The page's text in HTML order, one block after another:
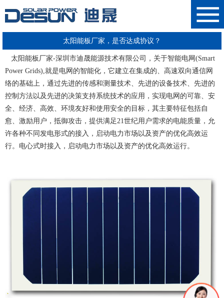
太阳能板厂家，是否达成协议？
太阳能板厂家-深圳市迪晟能源技术有限公司 ，关于智能电网(Smart
Power Grids),就是电网的智能化，它建立在集成的、高速双向通信网
络的基础上，通过先进的传感和测量技术、先进的设备技术、先进的
控制方法以及先进的决策支持系统技术的应用，实现电网的可靠、安
全、经济、高效、环境友好和使用安全的目标 ，其主要特征包括自
愈、激励用户，抵御攻击，提供满足21世纪用户需求的电能质量，允
许各种不同发电形式的接入， 启动电力市场以及资产的优化高效运
行。电心式时接入，启动电力市场以及资产的优化高效运行。